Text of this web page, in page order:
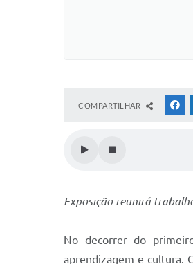
COMPARTILHAR
Exposição reunirá
No decorrer do
aprendizagem e cultura.